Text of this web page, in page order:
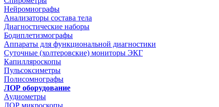
Нейромиографы
Анализаторы состава тела
Диагностические наборы
Бодиплетизмографы
Аппараты для функциональной диагностики
Суточные (холтеровские) мониторы ЭКГ
Капилляроскопы
Пульсоксиметры
Полисомнографы
ЛОР оборудование
Аудиометры
ЛОР микроскопы